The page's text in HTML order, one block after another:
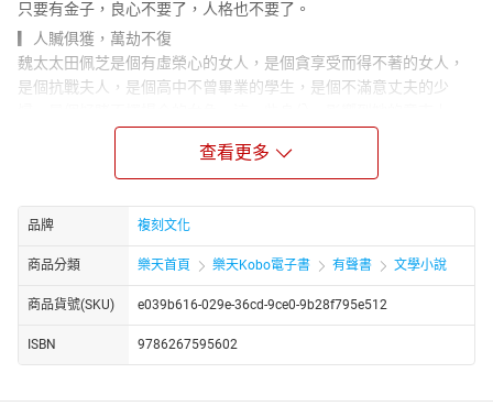
只要有金子，良心不要了，人格也不要了。
▎人贓俱獲，萬劫不復
魏太太田佩芝是個有虛榮心的女人，是個貪享受而得不著的女人，
是個抗戰夫人，是個高中不曾畢業的學生，是個不滿意丈夫的少
那是極不安定的。現在被一個國難商人，當場捉到了她偷錢，她若
不屈服，就得以一個被捕小偷的身分，押到警察局去，而屈服了，
是有許多優厚條件可以獲得的。范寶華叫她選擇一條路走，她把握
著現實，她肯上警察局嗎？范寶華寫字間的房門，始終不肯在她答
覆以前打開，她也沒有那膽量，在樓窗戶裡跳出去。
▎作賊心虛，惱羞成怒
魏先生道：「我這話也不壞呀，我是說你在外面的交際這樣忙，你
還忘不了我。」魏太太鼻子裡哼了一聲，冷笑著道：「不錯，我的
皮話？」
查看更多
品牌 複刻文化
商品分類 樂天首頁 樂天Kobo電子書 有聲書 文學小說
商品貨號(SKU) e039b616-029e-36cd-9ce0-9b28f795e512
ISBN 9786267595602